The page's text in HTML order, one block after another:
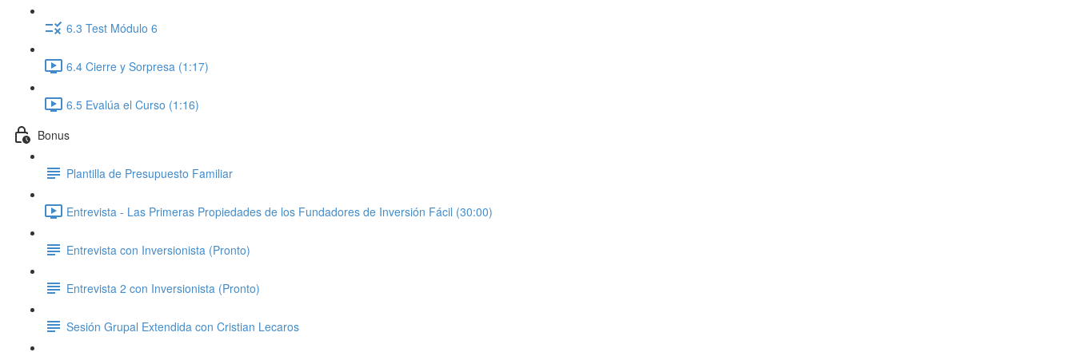
6.3 Test Módulo 6
6.4 Cierre y Sorpresa (1:17)
6.5 Evalúa el Curso (1:16)
Bonus
Plantilla de Presupuesto Familiar
Entrevista - Las Primeras Propiedades de los Fundadores de Inversión Fácil (30:00)
Entrevista con Inversionista (Pronto)
Entrevista 2 con Inversionista (Pronto)
Sesión Grupal Extendida con Cristian Lecaros